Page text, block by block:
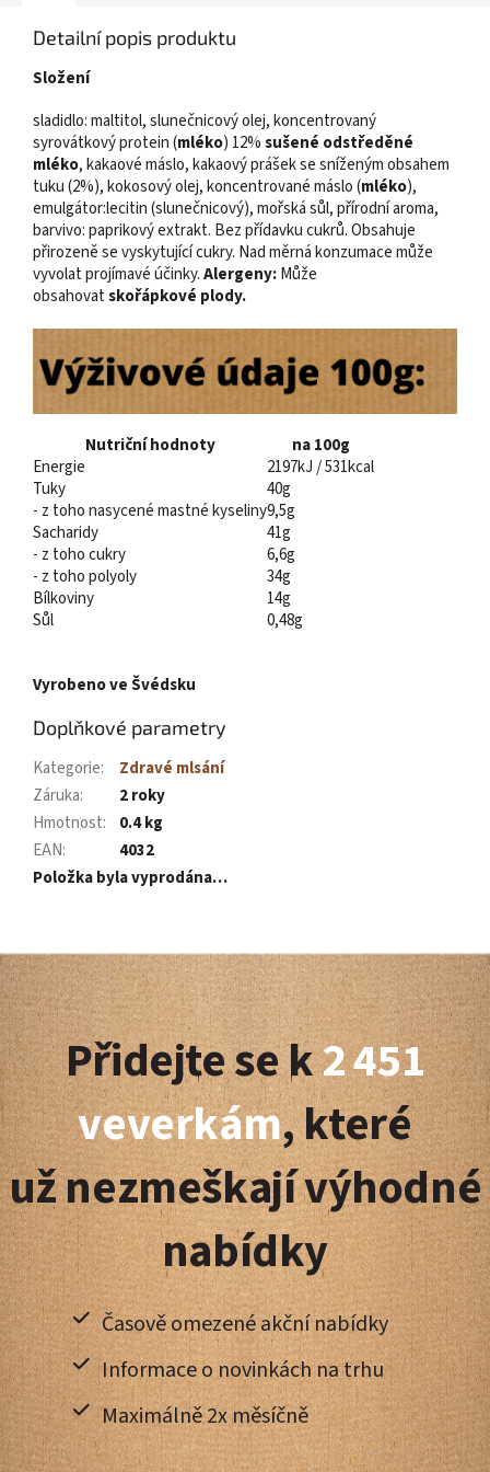
Detailní popis produktu
Složení
sladidlo: maltitol, slunečnicový olej, koncentrovaný
syrovátkový protein (mléko) 12%sušené odstředěné
mléko, kakaové máslo, kakaový prášek se sníženým obsahem
tuku (2%), kokosový olej, koncentrované máslo (mléko),
emulgátor:lecitin (slunečnicový), mořská sůl, přírodní aroma,
barvivo: paprikový extrakt. Bez přídavku cukrů. Obsahuje
přirozeně se vyskytující cukry. Nad měrná konzumace může
vyvolat projímavé účinky.Alergeny:Může
obsahovatskořápkové plody.
Nutriční hodnoty
na 100g
Energie
2197kJ / 531kcal
Tuky
40g
- z toho nasycené mastné kyseliny9,5g
Sacharidy
41g
- z toho cukry
6,6g
- z toho polyoly
34g
Bílkoviny
14g
Sůl
0,48g
Vyrobeno ve Švédsku
Doplňkové parametry
Kategorie:
Zdravé mlsání
Záruka:
2 roky
Hmotnost:
0.4 kg
EAN:
4032
Položka byla vyprodána…
Z
á
p
a
t
í
Přidejte se k2 451
veverkám, které
už nezmeškají výhodné
nabídky
Časově omezené akční nabídky
Informace o novinkách na trhu
Maximálně 2x měsíčně